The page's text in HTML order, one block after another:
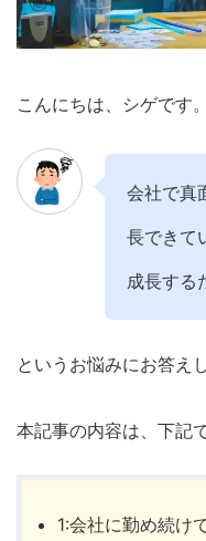
こんにちは、シゲです。
会社で真
長できて
成長する
というお悩みにお答え
本記事の内容は、下記で
1:会社に勤め続け